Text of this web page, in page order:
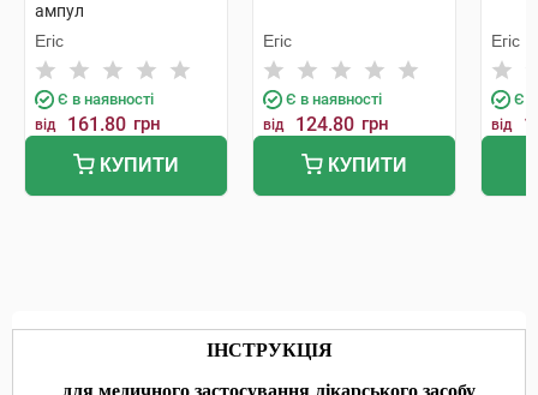
ампул
Егіс
Є в наявності
від 161.80 грн
КУПИТИ
Егіс
Є в наявності
від 124.80 грн
КУПИТИ
Егіс
Є в
від